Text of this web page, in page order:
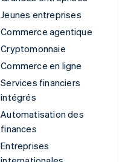
Jeunes entreprises
Commerce agentique
Cryptomonnaie
Commerce en ligne
Services financiers
intégrés
Automatisation des
finances
Entreprises